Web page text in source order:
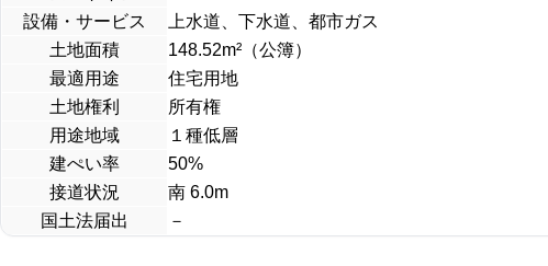
設備・サービス
上水道、下水道、都市ガス
土地面積
148.52m²（公簿）
最適用途
住宅用地
土地権利
所有権
用途地域
１種低層
建ぺい率
50%
接道状況
南 6.0m
国土法届出
－